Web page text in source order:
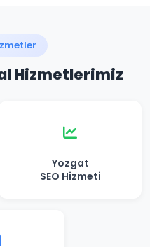
Hizmetlerimiz
Yozgat
SEO Hizmeti